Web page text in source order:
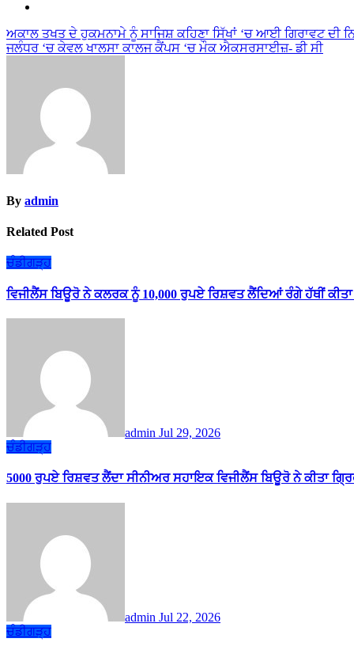
Post
navigation
ਅਕਾਲ ਤਖਤ ਦੇ ਹੁਕਮਨਾਮੇ ਨੂੰ ਸਾਜਿਸ਼ ਕਹਿਣਾ ਸਿੱਖਾਂ ‘ਚ ਆਈ ਗਿਰਾਵਟ ਦੀ
ਜਲੰਧਰ ‘ਚ ਕੇਵਲ ਖਾਲਸਾ ਕਾਲਜ ਕੈਂਪਸ ‘ਚ ਮੌਕ ਐਕਸਰਸਾਈਜ਼- ਡੀ ਸੀ
By admin
Related Post
ਚੰਡੀਗੜ੍ਹ
ਵਿਜੀਲੈਂਸ ਬਿਊਰੋ ਨੇ ਕਲਰਕ ਨੂੰ 10,000 ਰੁਪਏ ਰਿਸ਼ਵਤ ਲੈਂਦਿਆਂ ਰੰਗੇ ਹੱਥੀਂ ਕੀਤਾ
admin Jul 29, 2026
ਚੰਡੀਗੜ੍ਹ
5000 ਰੁਪਏ ਰਿਸ਼ਵਤ ਲੈਂਦਾ ਸੀਨੀਅਰ ਸਹਾਇਕ ਵਿਜੀਲੈਂਸ ਬਿਊਰੋ ਨੇ ਕੀਤਾ
admin Jul 22, 2026
ਚੰਡੀਗੜ੍ਹ